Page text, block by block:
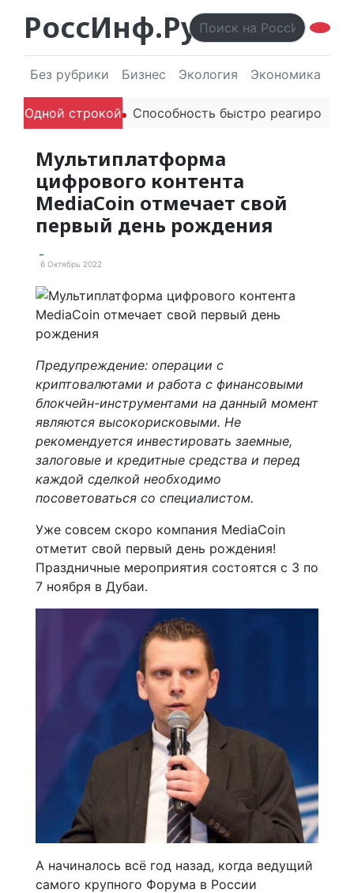
РоссИнф.Ру
Без рубрики Бизнес Экология Экономика
Одной строкой
в речи Способность быстро реагировать
Мультиплатформа
цифрового контента
MediaCoin отмечает свой
первый день рождения
6 Октябрь 2022
Предупреждение: операции с
криптовалютами и работа с финансовыми
блокчейн-инструментами на данный момент
являются высокорисковыми. Не
рекомендуется инвестировать заемные,
залоговые и кредитные средства и перед
каждой сделкой необходимо
посоветоваться со специалистом.
Уже совсем скоро компания MediaCoin
отметит свой первый день рождения!
Праздничные мероприятия состоятся с 3 по
7 ноября в Дубаи.
А начиналось всё год назад, когда ведущий
самого крупного Форума в России